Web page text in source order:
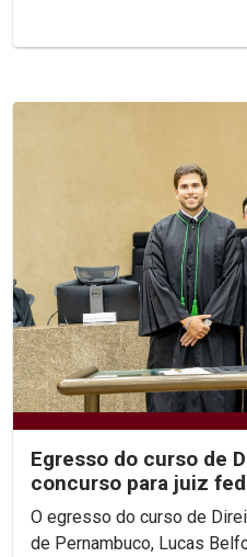
Egresso do curso de
concurso para juiz
O egresso do curso de
de Pernambuco, Lucas